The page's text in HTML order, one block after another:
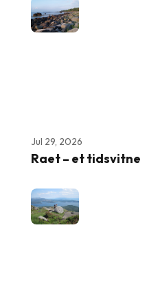
Jul 29, 2026
Raet – et tidsvitne